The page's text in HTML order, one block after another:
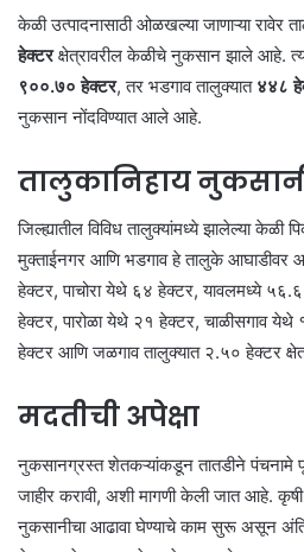
केळी उत्पादनासाठी ओळखल्या जाणाऱ्या रावेर
हेक्टरक्षेत्रावरील केळीचे नुकसान झाले आहे.
९००.७० हेक्टर, तर भडगाव तालुक्यात ४४८
नुकसान नोंदविण्यात आले आहे.
तालुकानिहाय
जिल्ह्यातील विविध तालुक्यांमध्ये झालेल्या केळी
मुक्ताईनगर आणि भडगाव हे तालुके आघाडीवर
हेक्टर, पाचोरा येथे ६४ हेक्टर, यावलमध्ये
हेक्टर, पारोळा येथे २१ हेक्टर, चाळीसगाव
हेक्टर आणि जळगाव तालुक्यात २.५० हेक्टर
मदतीची अपेक्षा
नुकसानग्रस्त शेतकऱ्यांकडून तातडीने पंचनामे
जाहीर करावी, अशी मागणी केली जात आहे.
नुकसानीचा आढावा घेण्याचे काम सुरू असून